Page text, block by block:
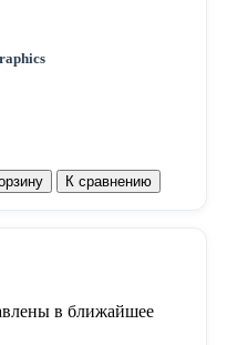
К сравнению
в ближайшее